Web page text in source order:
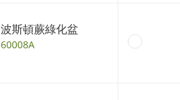
波斯頓蕨綠化盆
60008A